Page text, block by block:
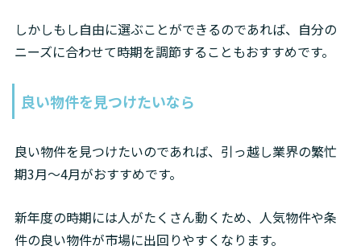
しかしもし自由に選ぶことができるのであれば、自分の
ニーズに合わせて時期を調節することもおすすめです。
良い物件を見つけたいなら
良い物件を見つけたいのであれば、引っ越し業界の繁忙
期3月～4月がおすすめです。
新年度の時期には人がたくさん動くため、人気物件や条
件の良い物件が市場に出回りやすくなります。